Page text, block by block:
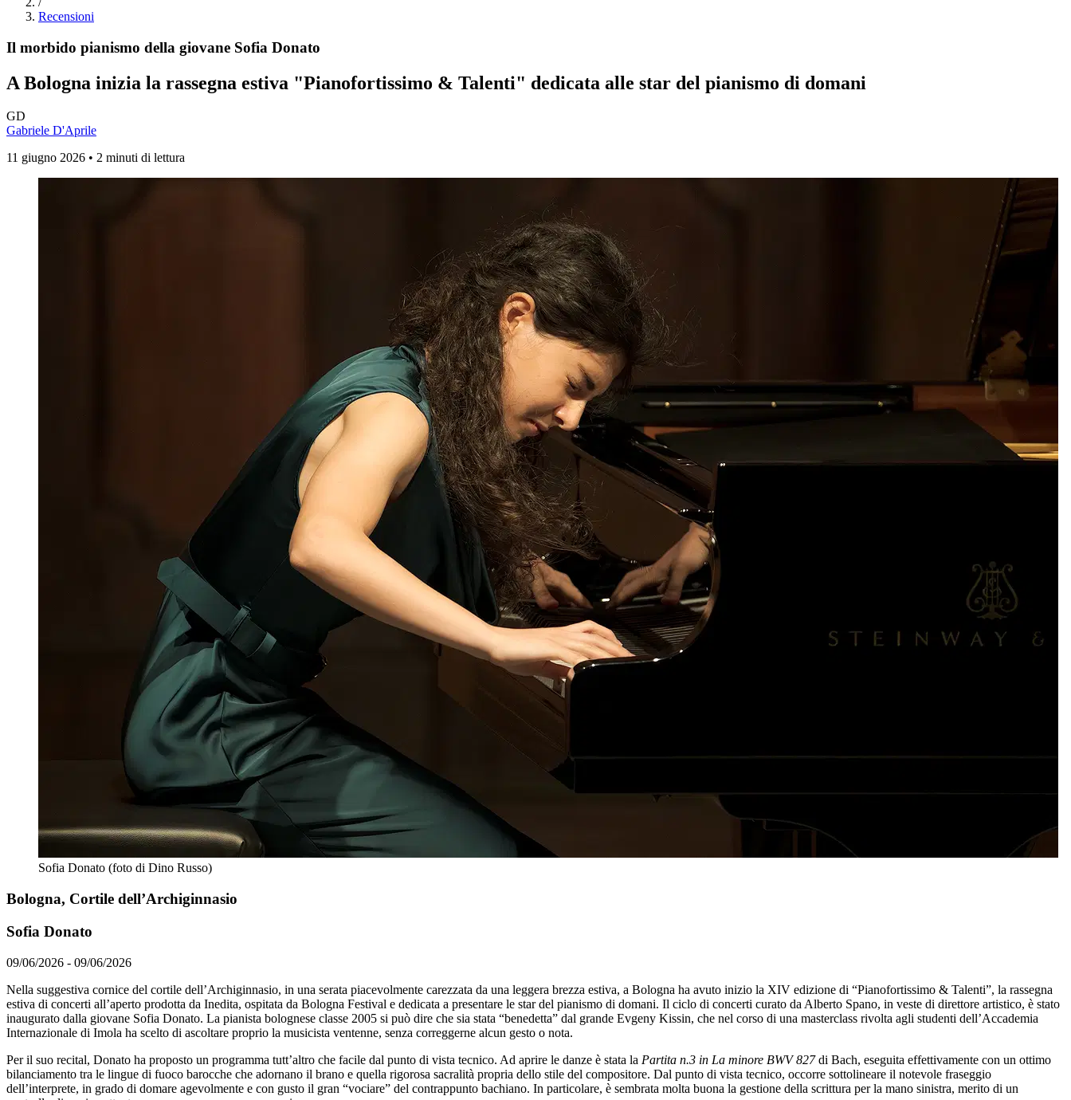
Recensioni
Il morbido pianismo della giovane Sofia Donato
A Bologna inizia la rassegna estiva "Pianofortissimo & Talenti" dedicata alle star del pianismo di domani
GD
Gabriele D'Aprile
11 giugno 2026 • 2 minuti di lettura
Sofia Donato (foto di Dino Russo)
Bologna, Cortile dell’Archiginnasio
Sofia Donato
09/06/2026 - 09/06/2026
Nella suggestiva cornice del cortile dell’Archiginnasio, in una serata piacevolmente carezzata da una leggera brezza estiva, a Bologna ha avuto inizio la XIV edizione di “Pianofortissimo & Talenti”, la rassegna
estiva di concerti all’aperto prodotta da Inedita, ospitata da Bologna Festival e dedicata a presentare le star del pianismo di domani. Il ciclo di concerti curato da Alberto Spano, in veste di direttore artistico, è stato
inaugurato dalla giovane Sofia Donato. La pianista bolognese classe 2005 si può dire che sia stata “benedetta” dal grande Evgeny Kissin, che nel corso di una masterclass rivolta agli studenti dell’Accademia
Internazionale di Imola ha scelto di ascoltare proprio la musicista ventenne, senza correggerne alcun gesto o nota.
Per il suo recital, Donato ha proposto un programma tutt’altro che facile dal punto di vista tecnico. Ad aprire le danze è stata la Partita n.3 in La minore BWV 827di Bach, eseguita effettivamente con un ottimo
bilanciamento tra le lingue di fuoco barocche che adornano il brano e quella rigorosa sacralità propria dello stile del compositore. Dal punto di vista tecnico, occorre sottolineare il notevole fraseggio
dell’interprete, in grado di domare agevolmente e con gusto il gran “vociare” del contrappunto bachiano. In particolare, è sembrata molta buona la gestione della scrittura per la mano sinistra, merito di un